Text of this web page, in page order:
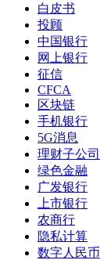
白皮书
投顾
中国银行
网上银行
征信
CFCA
区块链
手机银行
5G消息
理财子公司
绿色金融
广发银行
上市银行
农商行
隐私计算
数字人民币